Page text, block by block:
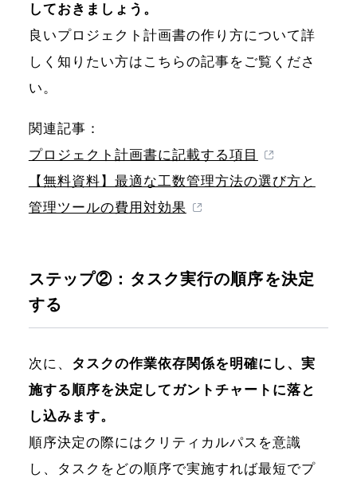
しておきましょう。
良いプロジェクト計画書の作り方について詳
しく知りたい方はこちらの記事をご覧くださ
い。
関連記事：
プロジェクト計画書に記載する項目
【無料資料】最適な工数管理方法の選び方と
管理ツールの費用対効果
ステップ②：タスク実行の順序を決定
する
次に、 タスクの作業依存関係を明確にし、実
施する順序を決定してガントチャートに落と
し込みます。
順序決定の際にはクリティカルパスを意識
し、タスクをどの順序で実施すれば最短でプ